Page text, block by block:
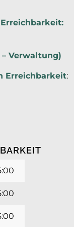
Verwaltung)
Erreichbarkeit: